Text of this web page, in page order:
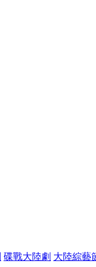
碟戰大陸劇 大陸綜藝